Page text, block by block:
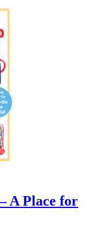
A Place for